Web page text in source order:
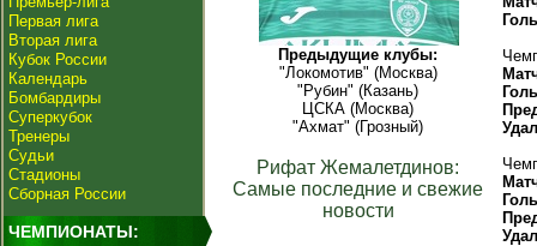
Первая лига
Вторая лига
Кубок России
Календарь
Бомбардиры
Суперкубок
Тренеры
Судьи
Стадионы
Сборная России
ЧЕМПИОНАТЫ:
Предыдущие клубы:
"Локомотив" (Москва)
"Рубин" (Казань)
ЦСКА (Москва)
"Ахмат" (Грозный)
Рифат Жемалетдинов:
Самые последние и свежие
новости